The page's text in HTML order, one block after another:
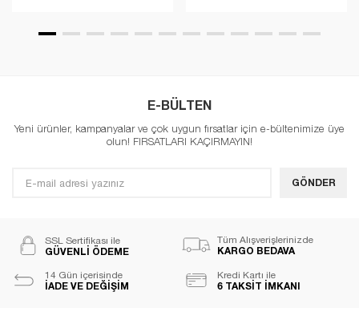
E-BÜLTEN
Yeni ürünler, kampanyalar ve çok uygun fırsatlar için e-bültenimize üye
olun! FIRSATLARI KAÇIRMAYIN!
GÖNDER
SSL Sertifikası ile
GÜVENLİ ÖDEME
Tüm Alışverişlerinizde
KARGO BEDAVA
14 Gün içerisinde
İADE VE DEĞİŞİM
Kredi Kartı ile
6 TAKSİT İMKANI